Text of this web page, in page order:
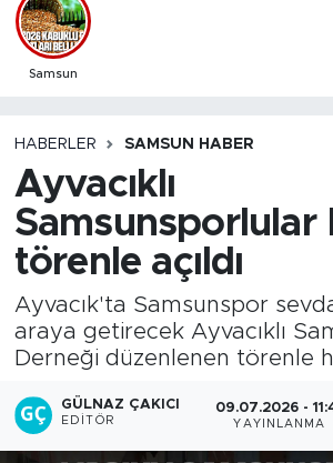
Samsun
HABERLER SAMSUN HABER
Ayvacıklı
Samsunsporlular
törenle açıldı
Ayvacık'ta Samsunspor
araya getirecek Ayvacıklı
Derneği düzenlenen törenle
GÜLNAZ ÇAKICI
EDITÖR
09.07.2026 -
YAYINLANMA
Trafik Durumu
Süper Lig Puan Durumu ve
Son Dakika Haberleri
Haber Arşivi